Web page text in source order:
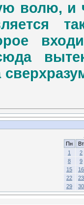
волю, и
Пн
Вт
1
2
8
9
15
16
22
23
29
30